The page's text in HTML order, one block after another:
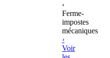
‹
Ferme-
impostes
mécaniques
›
Voir